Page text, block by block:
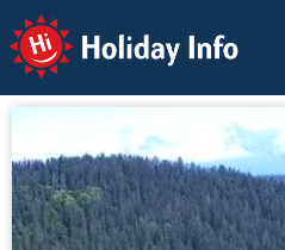
Holiday Info